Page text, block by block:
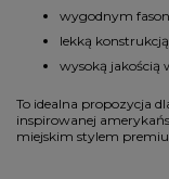
wygodnym
lekką konstrukcją
wysoką jakością
To idealna propozycja
inspirowanej
miejskim stylem